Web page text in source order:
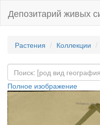
Депозитарий живых
Растения Коллекции
Полное изображение